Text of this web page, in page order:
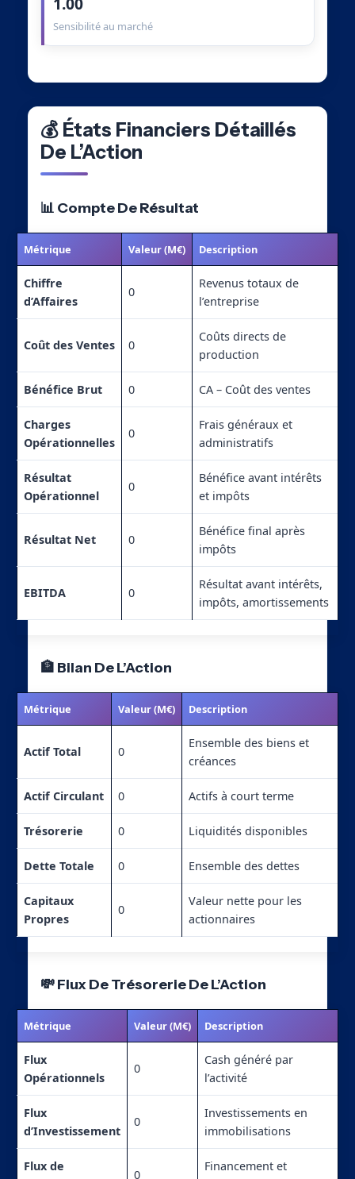
Sensibilité au marché
💰 États Financiers Détaillés
De L’Action
📊 Compte De Résultat
Métrique Valeur (M€) Description
Chiffre
d’Affaires
0
Revenus totaux de
l’entreprise
Coût des Ventes 0
Coûts directs de
production
Bénéfice Brut 0 CA – Coût des ventes
Charges
Opérationnelles
0
Frais généraux et
administratifs
Résultat
Opérationnel
0
Bénéfice avant intérêts
et impôts
Résultat Net 0
Bénéfice final après
impôts
EBITDA 0
Résultat avant intérêts,
impôts, amortissements
🏦 Bilan De L’Action
Métrique Valeur (M€) Description
Actif Total 0
Ensemble des biens et
créances
Actif Circulant 0 Actifs à court terme
Trésorerie 0 Liquidités disponibles
Dette Totale 0 Ensemble des dettes
Capitaux
Propres
0
Valeur nette pour les
actionnaires
💸 Flux De Trésorerie De L’Action
Métrique Valeur (M€) Description
Flux
Opérationnels
0
Cash généré par
l’activité
Flux
d’Investissement
0
Investissements en
immobilisations
Flux de
0
Financement et